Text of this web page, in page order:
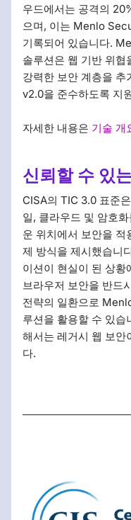
우드에서는 공격의
으며, 이는 Menlo
기록되어 있습니다.
솔루션은 웹 기반 위협
강력한 보안 계층을
v2.0을 준수하도록 지
자세한 내용은 기술 개
신뢰할 수 있
CISA의 TIC 3.0 표준
일, 클라우드 및 암호
운 위치에서 보안을 적
제 방식을 제시했습니
이션이 현실이 된 상
브라우저 보안을 반드
전략의 일환으로
루션을 활용할 수 있습
해서는 레거시 웹 보안
다.